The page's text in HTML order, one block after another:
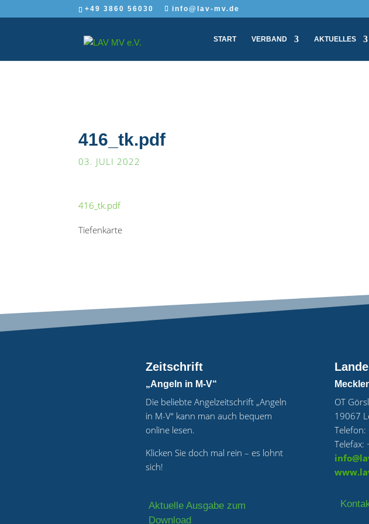
+49 3860 56030 info@lav-mv.de
START VERBAND AKTUELLES
416_tk.pdf
03. JULI 2022
416_tk.pdf
Tiefenkarte
Zeitschrift
„Angeln in M-V“
Die beliebte Angelzeitschrift „Angeln
in M-V“ kann man auch bequem
online lesen.
Klicken Sie doch mal rein – es lohnt
sich!
Aktuelle Ausgabe zum
Download
OT
19067